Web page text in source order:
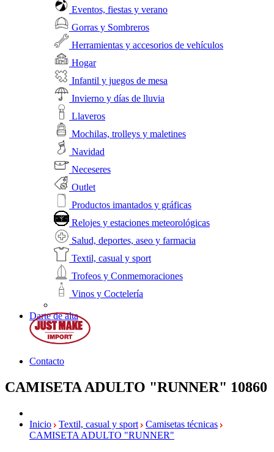
Eventos, fiestas y verano
Gorras y Sombreros
Herramientas y accesorios de vehículos
Hogar
Infantil y juegos de mesa
Invierno y días de lluvia
Llaveros
Mochilas, trolleys y maletines
Navidad
Neceseres
Outlet
Productos imantados y gráficas
Relojes y estaciones meteorológicas
Salud, deportes, aseo y farmacia
Textil, casual y sport
Trofeos y Conmemoraciones
Vinos y Coctelería
Darte de alta
Contacto
CAMISETA ADULTO "RUNNER" 10860
Inicio Textil, casual y sport
Camisetas técnicas
CAMISETA ADULTO "RUNNER"